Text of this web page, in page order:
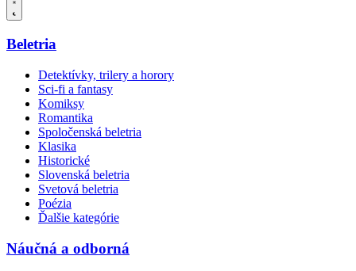
Beletria
Detektívky, trilery a horory
Sci-fi a fantasy
Komiksy
Romantika
Spoločenská beletria
Klasika
Historické
Slovenská beletria
Svetová beletria
Poézia
Ďalšie kategórie
Náučná a odborná